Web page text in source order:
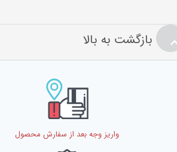
بازگشت به بالا
واریز وجه بعد از سفارش محصول